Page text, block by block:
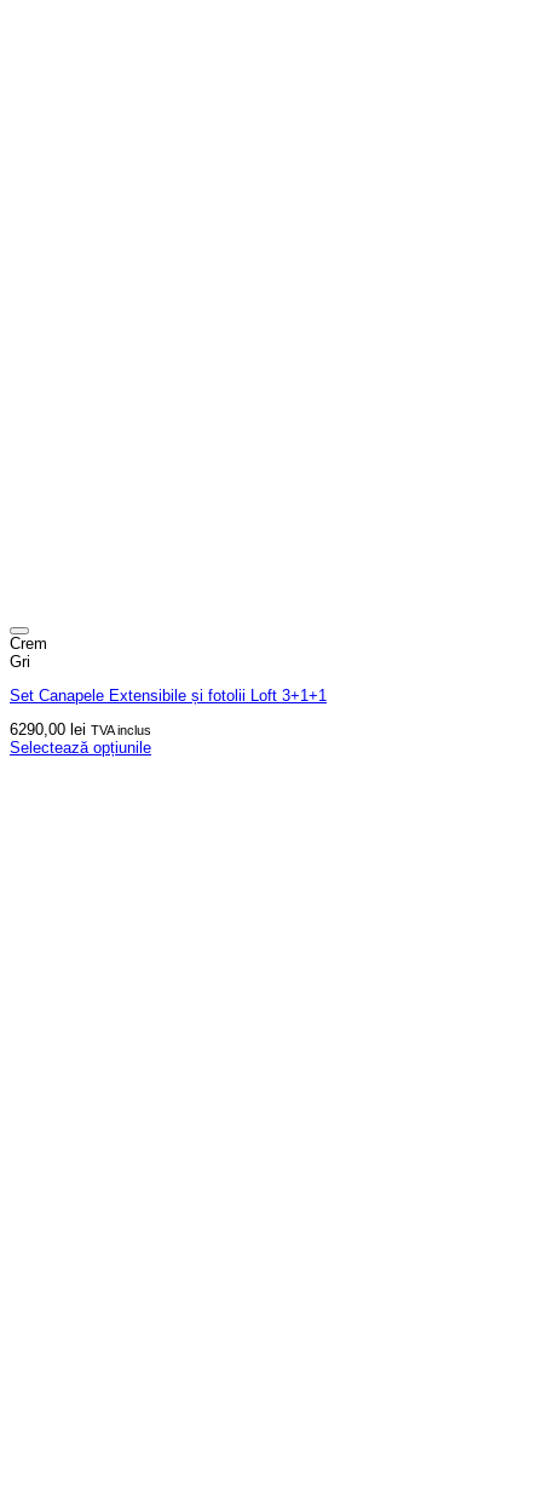
Crem
Gri
Set Canapele Extensibile și fotolii Loft 3+1+1
6290,00 lei TVA inclus
Selectează opțiunile